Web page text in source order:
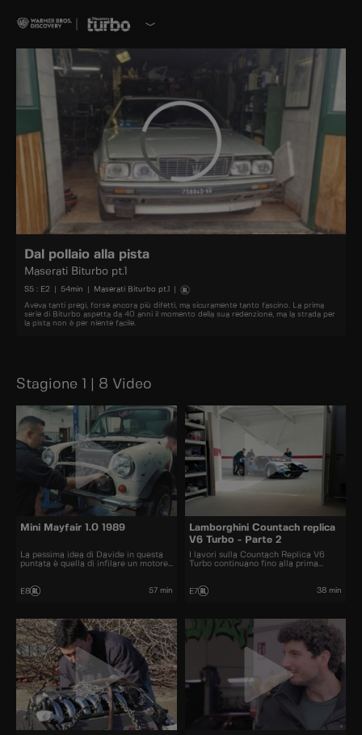
Dal pollaio alla pista
Maserati Biturbo pt.1
S5 : E2 54min Maserati Biturbo pt.1
Aveva tanti pregi, forse ancora più difetti, ma sicuramente tanto fascino. La prima
serie di Biturbo aspetta da 40 anni il momento della sua redenzione, ma la strada per
la pista non è per niente facile.
Stagione 1 | 8 Video
Mini Mayfair 1.0 1989
La pessima idea di Davide in questa
puntata è quella di infilare un motore
E8 57 min
Lamborghini Countach replica
V6 Turbo - Parte 2
I lavori sulla Countach Replica V6
Turbo continuano fino alla prima
E7 38 min